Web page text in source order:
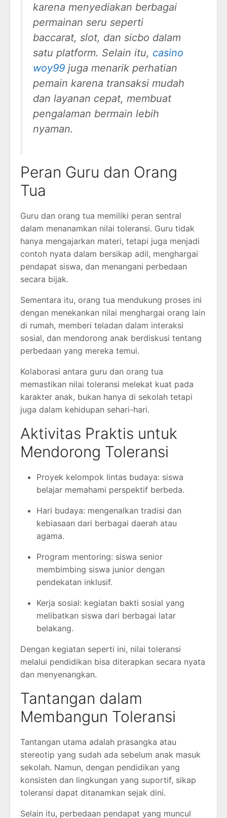
karena menyediakan berbagai
permainan seru seperti
baccarat, slot, dan sicbo dalam
satu platform. Selain itu, casino
woy99 juga menarik perhatian
pemain karena transaksi mudah
dan layanan cepat, membuat
pengalaman bermain lebih
nyaman.
Peran Guru dan Orang
Tua
Guru dan orang tua memiliki peran sentral
dalam menanamkan nilai toleransi. Guru tidak
hanya mengajarkan materi, tetapi juga menjadi
contoh nyata dalam bersikap adil, menghargai
pendapat siswa, dan menangani perbedaan
secara bijak.
Sementara itu, orang tua mendukung proses ini
dengan menekankan nilai menghargai orang lain
di rumah, memberi teladan dalam interaksi
sosial, dan mendorong anak berdiskusi tentang
perbedaan yang mereka temui.
Kolaborasi antara guru dan orang tua
memastikan nilai toleransi melekat kuat pada
karakter anak, bukan hanya di sekolah tetapi
juga dalam kehidupan sehari-hari.
Aktivitas Praktis untuk
Mendorong Toleransi
Proyek kelompok lintas budaya: siswa
belajar memahami perspektif berbeda.
Hari budaya: mengenalkan tradisi dan
kebiasaan dari berbagai daerah atau
agama.
Program mentoring: siswa senior
membimbing siswa junior dengan
pendekatan inklusif.
Kerja sosial: kegiatan bakti sosial yang
melibatkan siswa dari berbagai latar
belakang.
Dengan kegiatan seperti ini, nilai toleransi
melalui pendidikan bisa diterapkan secara nyata
dan menyenangkan.
Tantangan dalam
Membangun Toleransi
Tantangan utama adalah prasangka atau
stereotip yang sudah ada sebelum anak masuk
sekolah. Namun, dengan pendidikan yang
konsisten dan lingkungan yang suportif, sikap
toleransi dapat ditanamkan sejak dini.
Selain itu, perbedaan pendapat yang muncul